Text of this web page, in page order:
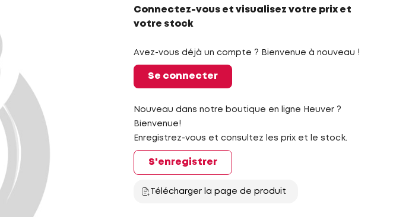
Connectez-vous et visualisez votre prix et
votre stock
Avez-vous déjà un compte ? Bienvenue à nouveau !
Se connecter
Nouveau dans notre boutique en ligne Heuver ?
Bienvenue!
Enregistrez-vous et consultez les prix et le stock.
S'enregistrer
Télécharger la page de produit